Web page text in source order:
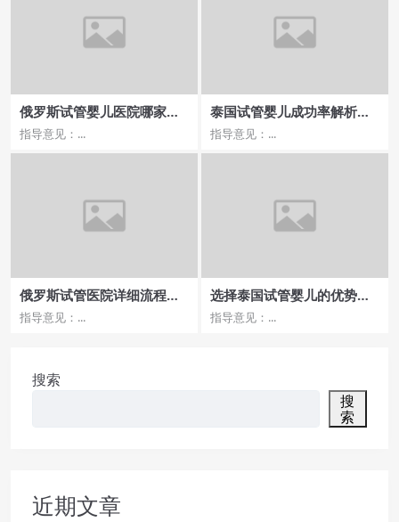
俄罗斯试管婴儿医院哪家口
碑最好？
指导意见：...
泰国试管婴儿成功率解析，
怎样选择最佳医院？
指导意见：...
俄罗斯试管医院详细流程解
析，步骤全攻略！
指导意见：...
选择泰国试管婴儿的优势，
哪些医院提供专属服务？
指导意见：...
搜索
搜
索
近期文章